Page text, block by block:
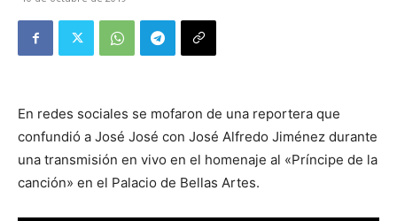
En redes sociales se mofaron de una reportera que
confundió a José José con José Alfredo Jiménez durante
una transmisión en vivo en el homenaje al «Príncipe de la
canción» en el Palacio de Bellas Artes.